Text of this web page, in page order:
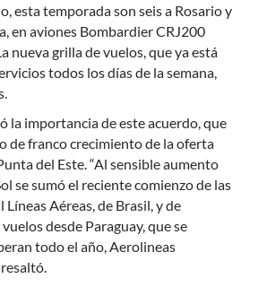
esta temporada son seis a Rosario y
en aviones Bombardier CRJ200
nueva grilla de vuelos, que ya está
todos los días de la semana,
la importancia de este acuerdo, que
de franco crecimiento de la oferta
del Este. “Al sensible aumento
se sumó el reciente comienzo de las
Aéreas, de Brasil, y de
desde Paraguay, que se
todo el año, Aerolineas